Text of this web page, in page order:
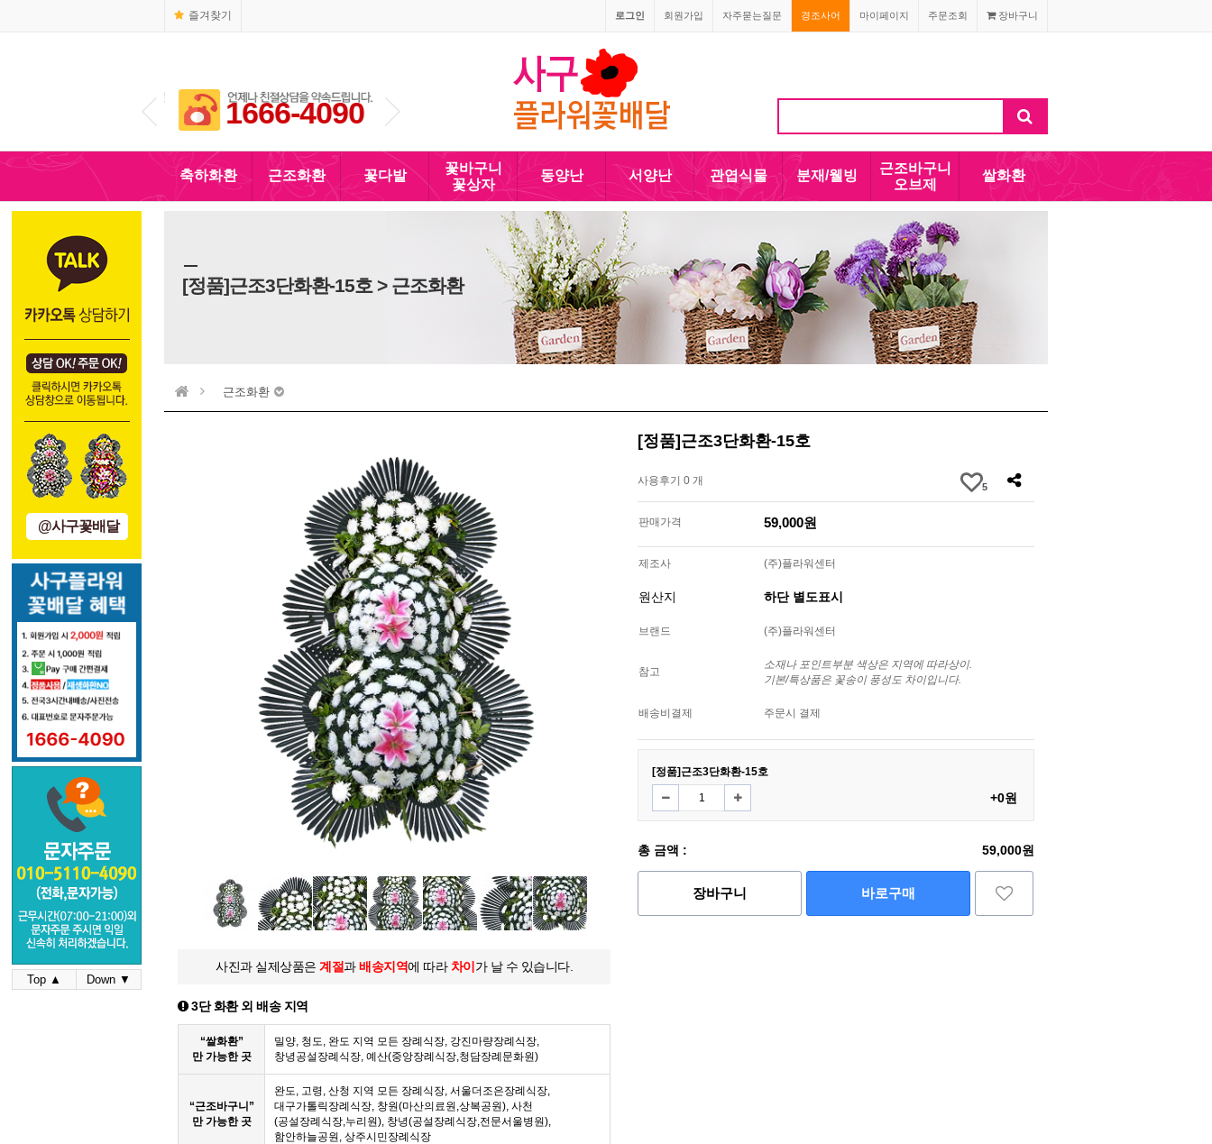
즐겨찾기 장바구니
주문조회
마이페이지
경조사어
자주묻는질문
회원가입
로그인
1666-4090 010-5110-4090
축하화환 근조화환 꽃다발
꽃바구니
꽃상자
동양난 서양난 관엽식물 분재/웰빙
근조바구니
오브제
쌀화환
@사구꽃배달
Top ▲ Down ▼
[정품]근조3단화환-15호 > 근조화환
근조화환
사진과 실제상품은 계절과배송지역에 따라 차이 가 날 수 있습니다.
3단 화환 외 배송 지역
“쌀화환”
만 가능한 곳
밀양, 청도, 완도 지역 모든 장례식장, 강진마량장례식장,
창녕공설장례식장, 예산(중앙장례식장,청담장례문화원)
“근조바구니”
만 가능한 곳
완도, 고령, 산청 지역 모든 장례식장, 서울더조은장례식장,
대구가톨릭장례식장, 창원(마산의료원,상복공원), 사천
(공설장례식장,누리원), 창녕(공설장례식장,전문서울병원),
함안하늘공원, 상주시민장례식장
[정품]근조3단화환-15호
사용후기 0 개 5
판매가격 59,000원
제조사 (주)플라워센터
원산지 하단 별도표시
브랜드 (주)플라워센터
참고
소재나 포인트부분 색상은 지역에 따라상이.
기본/특상품은 꽃송이 풍성도 차이입니다.
배송비결제 주문시 결제
[정품]근조3단화환-15호
+0원
총 금액 : 59,000원
장바구니 바로구매